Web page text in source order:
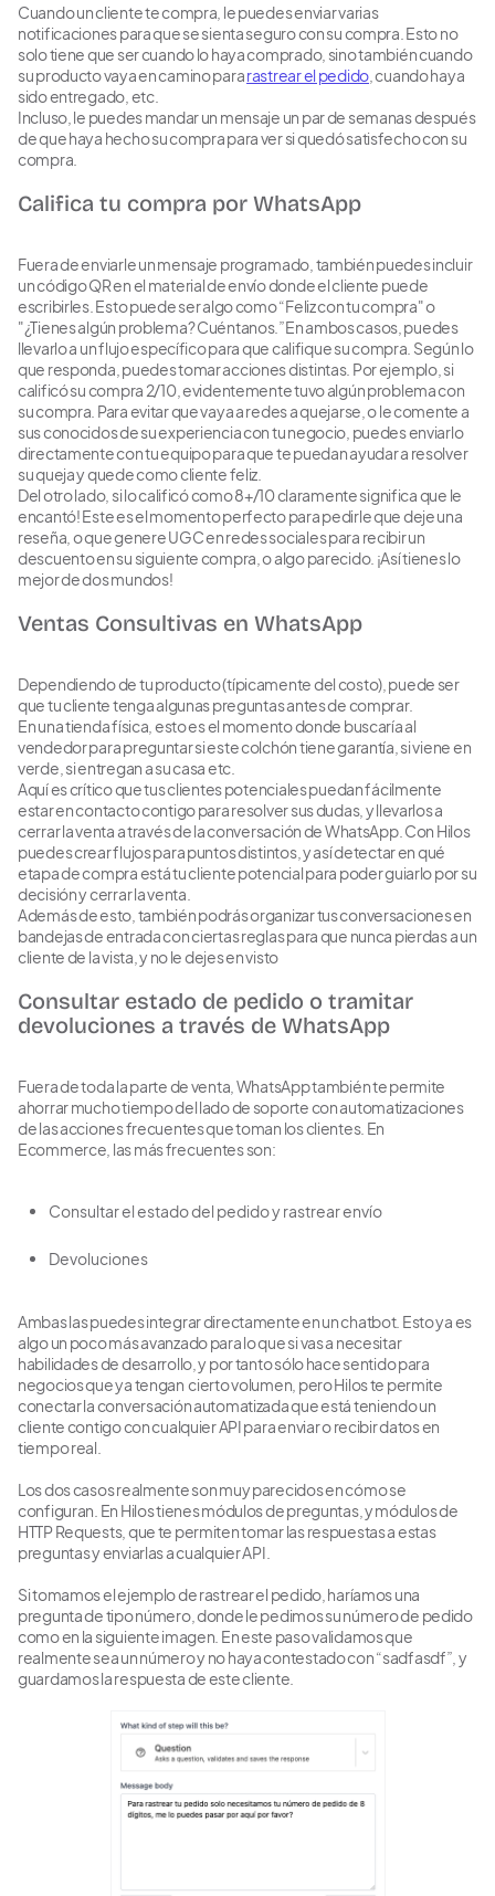
Cuando un cliente te compra, le puedes enviar varias
notificaciones para que se sienta seguro con su compra. Esto no
solo tiene que ser cuando lo haya comprado, sino también cuando
su producto vaya en camino pararastrear el pedido , cuando haya
sido entregado, etc.
Incluso, le puedes mandar un mensaje un par de semanas después
de que haya hecho su compra para ver si quedó satisfecho con su
compra.
Califica tu compra por WhatsApp
Fuera de enviarle un mensaje programado, también puedes incluir
un código QR en el material de envío donde el cliente puede
escribirles. Esto puede ser algo como “Feliz con tu compra" o
"¿Tienes algún problema? Cuéntanos.”En ambos casos, puedes
llevarlo a un flujo específico para que califique su compra. Según lo
que responda, puedes tomar acciones distintas. Por ejemplo, si
calificó su compra 2/10, evidentemente tuvo algún problema con
su compra. Para evitar que vaya a redes a quejarse, o le comente a
sus conocidos de su experiencia con tu negocio, puedes enviarlo
directamente con tu equipo para que te puedan ayudar a resolver
su queja y quede como cliente feliz.
Del otro lado, si lo calificó como 8+/10 claramente significa que le
encantó! Este es el momento perfecto para pedirle que deje una
reseña, o que genere UGC en redes sociales para recibir un
descuento en su siguiente compra, o algo parecido. ¡Así tienes lo
mejor de dos mundos!
Ventas Consultivas en WhatsApp
Dependiendo de tu producto (típicamente del costo), puede ser
que tu cliente tenga algunas preguntas antes de comprar.
En una tienda física, esto es el momento donde buscaría al
vendedor para preguntar si este colchón tiene garantía, si viene en
verde, si entregan a su casa etc.
Aquí es crítico que tus clientes potenciales puedan fácilmente
estar en contacto contigo para resolver sus dudas, y llevarlos a
cerrar la venta a través de la conversación de WhatsApp. Con Hilos
puedes crear flujos para puntos distintos, y así detectar en qué
etapa de compra está tu cliente potencial para poder guiarlo por su
decisión y cerrar la venta.
Además de esto, también podrás organizar tus conversaciones en
bandejas de entrada con ciertas reglas para que nunca pierdas a un
cliente de la vista, y no le dejes en visto
Consultar estado de pedido o tramitar
devoluciones a través de WhatsApp
Fuera de toda la parte de venta, WhatsApp también te permite
ahorrar mucho tiempo del lado de soporte con automatizaciones
de las acciones frecuentes que toman los clientes. En
Ecommerce, las más frecuentes son:
Consultar el estado del pedido y rastrear envío
Devoluciones
Ambas las puedes integrar directamente en un chatbot. Esto ya es
algo un poco más avanzado para lo que si vas a necesitar
habilidades de desarrollo, y por tanto sólo hace sentido para
negocios que ya tengan cierto volumen, pero Hilos te permite
conectar la conversación automatizada que está teniendo un
cliente contigo con cualquier API para enviar o recibir datos en
tiempo real.
Los dos casos realmente son muy parecidos en cómo se
configuran. En Hilos tienes módulos de preguntas, y módulos de
HTTP Requests, que te permiten tomar las respuestas a estas
preguntas y enviarlas a cualquier API.
Si tomamos el ejemplo de rastrear el pedido, haríamos una
pregunta de tipo número, donde le pedimos su número de pedido
como en la siguiente imagen. En este paso validamos que
realmente sea un número y no haya contestado con “sadfasdf”, y
guardamos la respuesta de este cliente.